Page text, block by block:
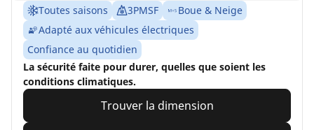
Toutes saisons 3PMSF
Boue & Neige
Adapté aux véhicules électriques
Confiance au quotidien
La sécurité faite pour durer, quelles que soient les
conditions climatiques.
Trouver la dimension